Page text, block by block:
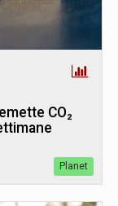
CO₂
Planet